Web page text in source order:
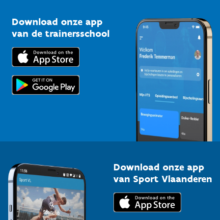
Bedrijven
Trainers en begeleiders
Topsporters
Kennisplatform
Downloads
Voor de pers
Download onze app
van de trainersschool
Download onze app
van Sport Vlaanderen